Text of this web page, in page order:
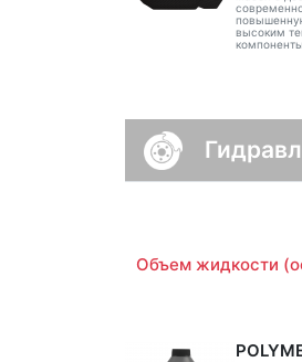
высоким
Объем жидкости